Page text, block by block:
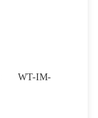
WT-IM-